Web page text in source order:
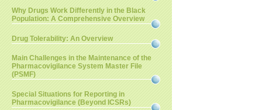
Why Drugs Work Differently in the Black
Population: A Comprehensive Overview
Drug Tolerability: An Overview
Main Challenges in the Maintenance of the
Pharmacovigilance System Master File
(PSMF)
Special Situations for Reporting in
Pharmacovigilance (Beyond ICSRs)